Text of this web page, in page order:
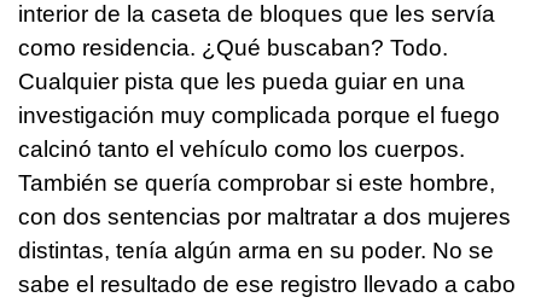
interior de la caseta de bloques que les servía
como residencia. ¿Qué buscaban? Todo.
Cualquier pista que les pueda guiar en una
investigación muy complicada porque el fuego
calcinó tanto el vehículo como los cuerpos.
También se quería comprobar si este hombre,
con dos sentencias por maltratar a dos mujeres
distintas, tenía algún arma en su poder. No se
sabe el resultado de ese registro llevado a cabo